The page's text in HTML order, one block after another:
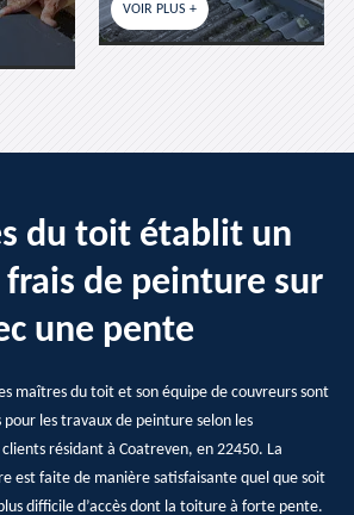
PLUS + VOIR PLUS +
du toit établit un
frais de peinture sur
une pente
maîtres du toit et son équipe de couvreurs sont
les travaux de peinture selon les
résidant à Coatreven, en 22450. La
est faite de manière satisfaisante quel que soit
difficile d’accès dont la toiture à forte pente.